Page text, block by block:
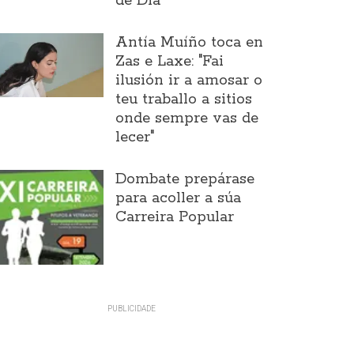
Antía Muíño toca en
Zas e Laxe: "Fai
ilusión ir a amosar o
teu traballo a sitios
onde sempre vas de
lecer"
Dombate prepárase
para acoller a súa
Carreira Popular